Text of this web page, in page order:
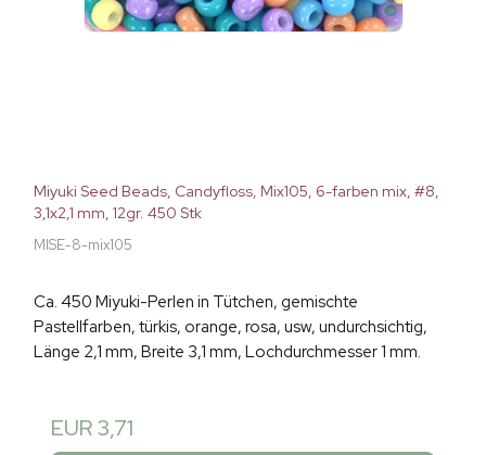
Miyuki Seed Beads, Candyfloss, Mix105, 6-farben mix, #8,
3,1x2,1 mm, 12gr. 450 Stk
MISE-8-mix105
Ca. 450 Miyuki-Perlen in Tütchen, gemischte
Pastellfarben, türkis, orange, rosa, usw, undurchsichtig,
Länge 2,1 mm, Breite 3,1 mm, Lochdurchmesser 1 mm.
EUR 3,71